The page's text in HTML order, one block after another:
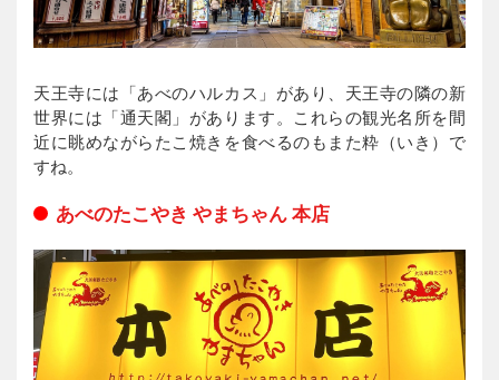
天王寺には「あべのハルカス」があり、天王寺の隣の新
世界には「通天閣」があります。これらの観光名所を間
近に眺めながらたこ焼きを食べるのもまた粋（いき）で
すね。
あべのたこやき やまちゃん 本店